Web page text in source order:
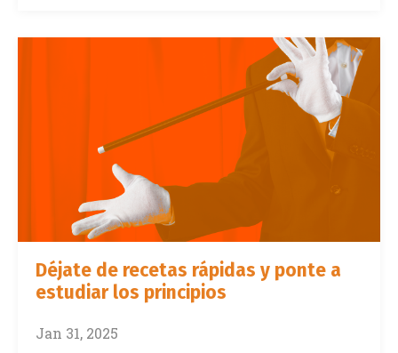
Déjate de recetas rápidas y ponte a
estudiar los principios
Jan 31, 2025